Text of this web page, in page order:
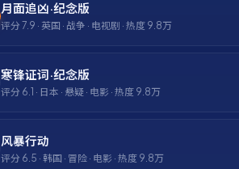
月面追凶·纪念版
评分 7.9 · 英国 · 战争 · 电视剧 · 热度 9.8万
寒锋证词·纪念版
评分 6.1 · 日本 · 悬疑 · 电影 · 热度 9.8万
风暴行动
评分 6.5 · 韩国 · 冒险 · 电影 · 热度 9.8万